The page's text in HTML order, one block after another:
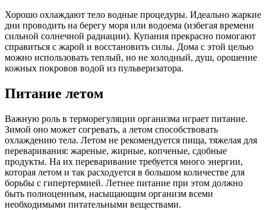
Хорошо охлаждают тело водные процедуры. Идеально жаркие
дни проводить на берегу моря или водоема (избегая времени
сильной солнечной радиации). Купания прекрасно помогают
справиться с жарой и восстановить силы. Дома с этой целью
можно использовать теплый, но не холодный, душ, орошение
кожных покровов водой из пульверизатора.
Питание летом
Важную роль в терморегуляции организма играет питание.
Зимой оно может согревать, а летом способствовать
охлаждению тела. Летом не рекомендуется пища, тяжелая для
переваривания: жареные, жирные, копченые, сдобные
продукты. На их переваривание требуется много энергии,
которая летом и так расходуется в большом количестве для
борьбы с гипертермией. Летнее питание при этом должно
быть полноценным, насыщающим организм всеми
необходимыми питательными веществами.